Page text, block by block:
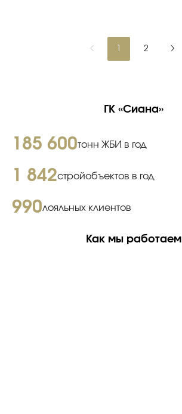
2
ГК «Сиана»
185 600тонн ЖБИ в год
1 842стройобъектов в год
990лояльных клиентов
Как мы работаем